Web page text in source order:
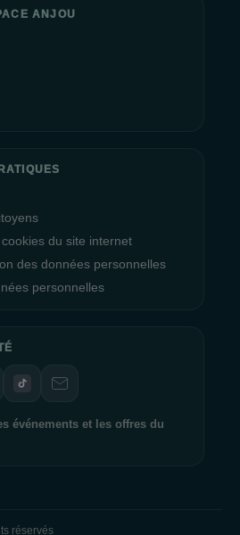
ANJOU
du site internet
des données personnelles
personnelles
événements et les offres du
réservés